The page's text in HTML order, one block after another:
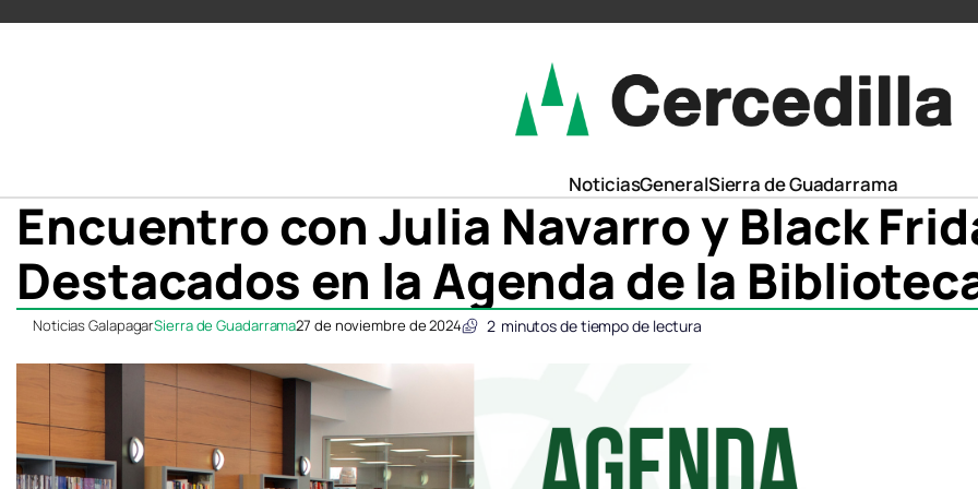
NoticiasGeneralSierra de Guadarrama
Encuentro con Julia Navarro y Black
Destacados en la Agenda de la
Noticias GalapagarSierra de Guadarrama27 de noviembre de 2024 2 minutos de tiempo de lectura
en en
en en